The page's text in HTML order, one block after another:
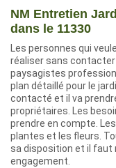
NM Entretien
dans le 11330
Les personnes qui
réaliser sans
paysagistes
plan détaillé pour le
contacté et il va
propriétaires. Les
prendre en compte.
plantes et les fleurs.
sa disposition et il faut
engagement.